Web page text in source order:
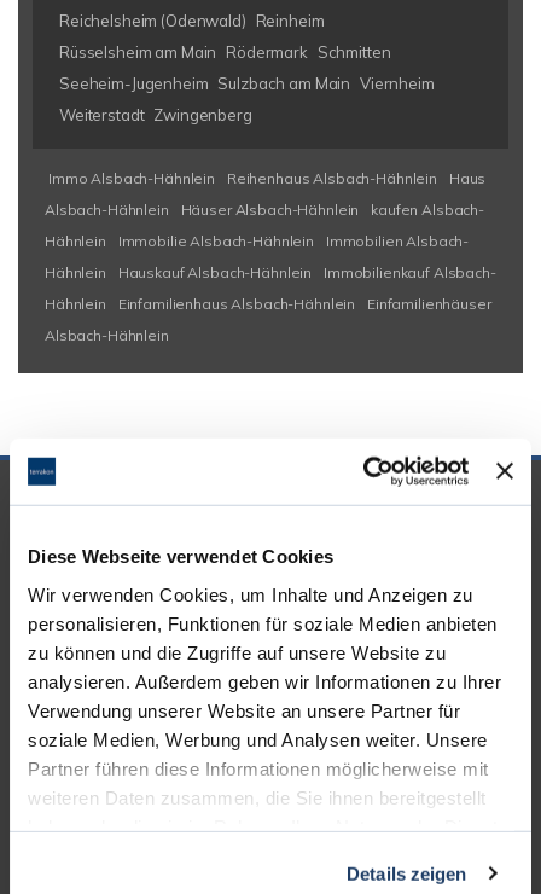
Diese Webseite verwendet Cookies
Wir verwenden Cookies, um Inhalte und Anzeigen zu
personalisieren, Funktionen für soziale Medien anbieten
zu können und die Zugriffe auf unsere Website zu
analysieren. Außerdem geben wir Informationen zu Ihrer
Verwendung unserer Website an unsere Partner für
soziale Medien, Werbung und Analysen weiter. Unsere
Partner führen diese Informationen möglicherweise mit
weiteren Daten zusammen, die Sie ihnen bereitgestellt
Details zeigen
Reichelsheim (Odenwald)
Reinheim
Rüsselsheim am Main
Rödermark
Schmitten
Seeheim-Jugenheim Sulzbach am Main Viernheim
Weiterstadt Zwingenberg
Immo Alsbach-Hähnlein Reihenhaus Alsbach-Hähnlein
Haus
Alsbach-Hähnlein
Häuser Alsbach-Hähnlein
kaufen Alsbach-
Hähnlein
Immobilie Alsbach-Hähnlein
Immobilien Alsbach-
Hähnlein
Hauskauf Alsbach-Hähnlein
Immobilienkauf Alsbach-
Hähnlein
Einfamilienhaus Alsbach-Hähnlein
Einfamilienhäuser
Alsbach-Hähnlein
UNSERE PARTNER &
AUSZEICHNUNGEN